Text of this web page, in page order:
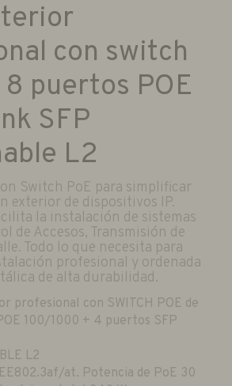
con switch
8 puertos POE
SFP
L2
Switch PoE para simplificar
exterior de dispositivos IP.
la instalación de sistemas
de Accesos, Transmisión de
Todo lo que necesita para
profesional y ordenada
de alta durabilidad.
profesional con SWITCH POE de
100/1000 + 4 puertos SFP
L2
at. Potencia de PoE 30